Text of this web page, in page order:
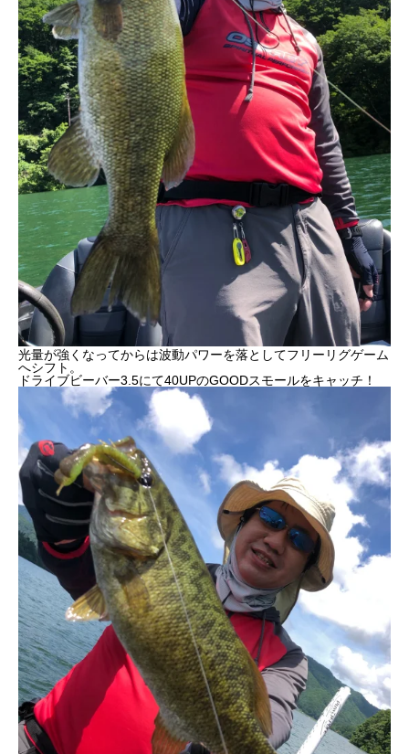
光量が強くなってからは波動パワーを落としてフリーリグゲーム
へシフト。
ドライブビーバー3.5にて40UPのGOODスモールをキャッチ！